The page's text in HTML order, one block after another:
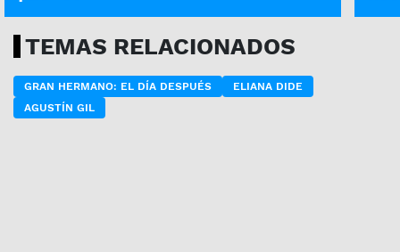
TEMAS RELACIONADOS
GRAN HERMANO: EL DÍA DESPUÉS
ELIANA DIDE
AGUSTÍN GIL